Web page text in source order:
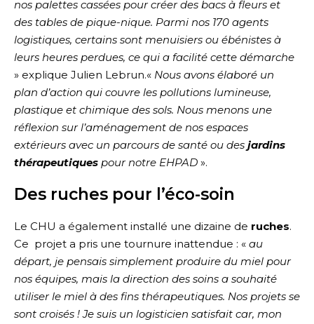
nos palettes cassées pour créer des bacs à fleurs et
des tables de pique-nique. Parmi nos 170 agents
logistiques, certains sont menuisiers ou ébénistes à
leurs heures perdues, ce qui a facilité cette démarche
» explique Julien Lebrun.« Nous avons élaboré un
plan d’action qui couvre les pollutions lumineuse,
plastique et chimique des sols. Nous menons une
réflexion sur l’aménagement de nos espaces
extérieurs avec un parcours de santé ou des jardins
thérapeutiques pour notre EHPAD ».
Des ruches pour l’éco-soin
Le CHU a également installé une dizaine de ruches.
Ce projet a pris une tournure inattendue : « au
départ, je pensais simplement produire du miel pour
nos équipes, mais la direction des soins a souhaité
utiliser le miel à des fins thérapeutiques. Nos projets se
sont croisés ! Je suis un logisticien satisfait car, mon